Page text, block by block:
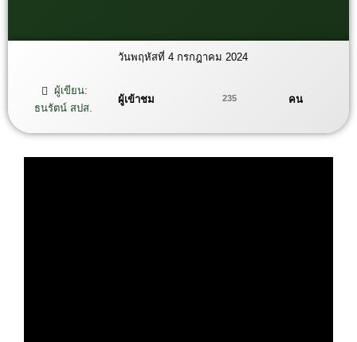
วันพฤหัสที่ 4 กรกฎาคม 2024
ผู้เขียน:
ธนรัตน์ สปส.
ผู้เข้าชม 235 คน